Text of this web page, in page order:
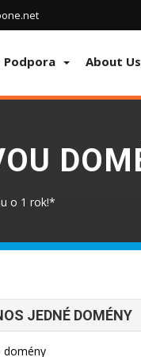
Podpora About Us
o 1 rok!*
JEDNÉ DOMÉNY
domény